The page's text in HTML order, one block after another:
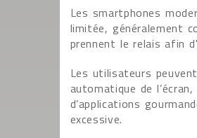
Les smartphones
limitée, généralement
prennent le relais afin
Les utilisateurs
automatique de
d’applications
excessive.